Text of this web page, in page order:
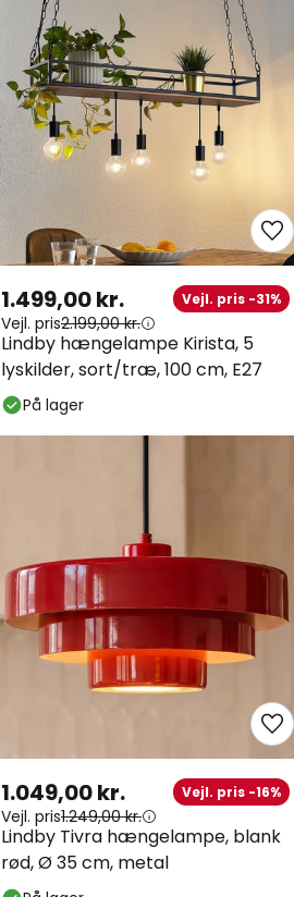
Lindby hængelampe Kirista, 5
lyskilder, sort/træ, 100 cm, E27
1.499,00 kr. Vejl. pris -31%
Vejl. pris2.199,00 kr.
På lager
Lindby Tivra hængelampe, blank
rød, Ø 35 cm, metal
1.049,00 kr. Vejl. pris -16%
Vejl. pris1.249,00 kr.